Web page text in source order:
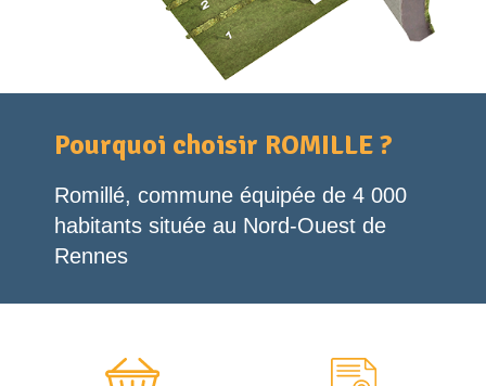
Pourquoi choisir ROMILLE ?
Romillé, commune équipée de 4 000
habitants située au Nord-Ouest de
Rennes